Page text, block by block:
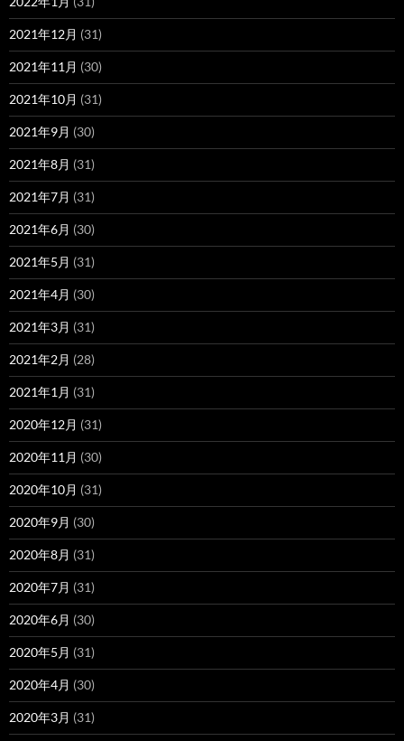
2021年12月 (31)
2021年11月 (30)
2021年10月 (31)
2021年9月 (30)
2021年8月 (31)
2021年7月 (31)
2021年6月 (30)
2021年5月 (31)
2021年4月 (30)
2021年3月 (31)
2021年2月 (28)
2021年1月 (31)
2020年12月 (31)
2020年11月 (30)
2020年10月 (31)
2020年9月 (30)
2020年8月 (31)
2020年7月 (31)
2020年6月 (30)
2020年5月 (31)
2020年4月 (30)
2020年3月 (31)